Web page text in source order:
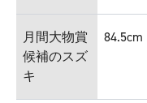
月間大物賞
候補のスズ
キ
84.5cm